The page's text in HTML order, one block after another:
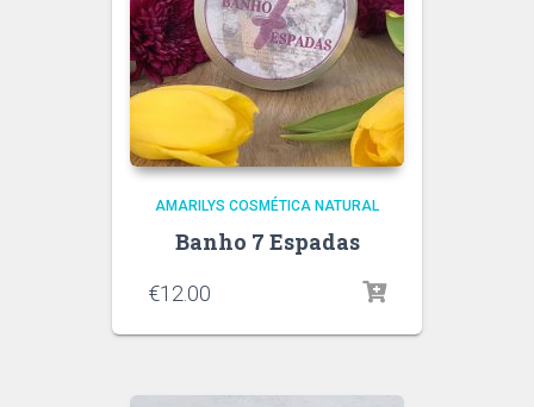
AMARILYS COSMÉTICA NATURAL
Banho 7 Espadas
€12.00